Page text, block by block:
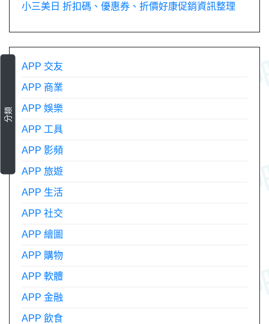
小三美日 折扣碼、優惠券、折價好康促銷資訊整理
分類
APP 交友
APP 商業
APP 娛樂
APP 工具
APP 影頻
APP 旅遊
APP 生活
APP 社交
APP 繪圖
APP 購物
APP 軟體
APP 金融
APP 飲食